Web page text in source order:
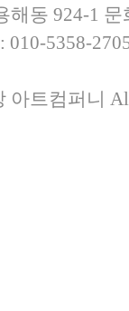
해동 924-1
: 010-5358-
아트컴퍼니